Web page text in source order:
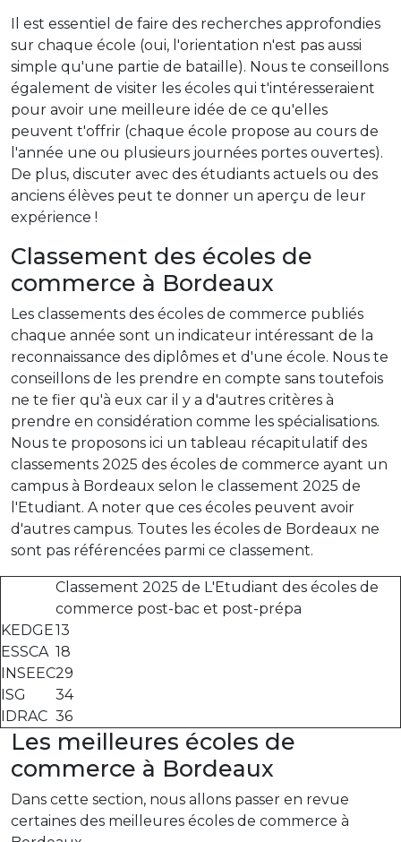
Il est essentiel de faire des recherches approfondies
sur chaque école (oui, l'orientation n'est pas aussi
simple qu'une partie de bataille). Nous te conseillons
également de visiter les écoles qui t'intéresseraient
pour avoir une meilleure idée de ce qu'elles
peuvent t'offrir (chaque école propose au cours de
l'année une ou plusieurs journées portes ouvertes).
De plus, discuter avec des étudiants actuels ou des
anciens élèves peut te donner un aperçu de leur
expérience !
Classement des écoles de
commerce à Bordeaux
Les classements des écoles de commerce publiés
chaque année sont un indicateur intéressant de la
reconnaissance des diplômes et d'une école. Nous te
conseillons de les prendre en compte sans toutefois
ne te fier qu'à eux car il y a d'autres critères à
prendre en considération comme les spécialisations.
Nous te proposons ici un tableau récapitulatif des
classements 2025 des écoles de commerce ayant un
campus à Bordeaux selon le classement 2025 de
l'Etudiant. A noter que ces écoles peuvent avoir
d'autres campus. Toutes les écoles de Bordeaux ne
sont pas référencées parmi ce classement.
Classement 2025 de L'Etudiant des écoles de
commerce post-bac et post-prépa
KEDGE13
ESSCA 18
INSEEC29
ISG
34
IDRAC 36
Les meilleures écoles de
commerce à Bordeaux
Dans cette section, nous allons passer en revue
certaines des meilleures écoles de commerce à